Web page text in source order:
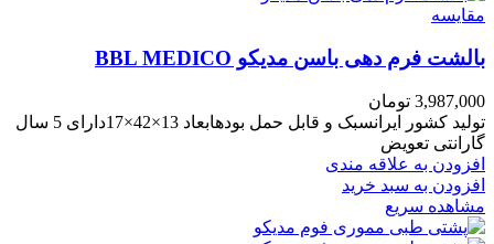
مقایسه
بالشت فرم دهی باسن مدیکو BBL MEDICO
3,987,000 تومان
تولید کشور ایرانسبک و قابل حمل بودهابعاد 13×42×17دارای 5 سال
گارانتی تعویض
افزودن به علاقه مندی
افزودن به سبد خرید
مشاهده سریع